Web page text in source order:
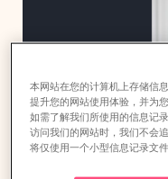
本网站在您的计算机上存储信
提升您的网站使用体验，并为
如需了解我们所使用的信息记
访问我们的网站时，我们不会
将仅使用一个小型信息记录文